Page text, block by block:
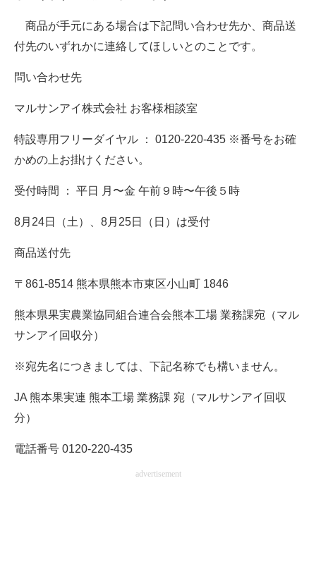
商品が手元にある場合は下記問い合わせ先か、商品送
付先のいずれかに連絡してほしいとのことです。
問い合わせ先
マルサンアイ株式会社 お客様相談室
特設専用フリーダイヤル ： 0120-220-435 ※番号をお確
かめの上お掛けください。
受付時間 ： 平日 月〜金 午前９時〜午後５時
8月24日（土）、8月25日（日）は受付
商品送付先
〒861-8514 熊本県熊本市東区小山町 1846
熊本県果実農業協同組合連合会熊本工場 業務課宛（マル
サンアイ回収分）
※宛先名につきましては、下記名称でも構いません。
JA 熊本果実連 熊本工場 業務課 宛（マルサンアイ回収
分）
電話番号 0120-220-435
advertisement